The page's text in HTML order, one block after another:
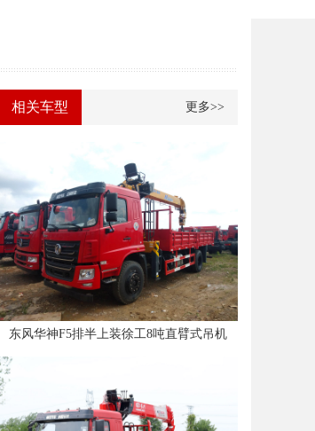
相关车型 更多>>
东风华神F5排半上装徐工8吨直臂式吊机